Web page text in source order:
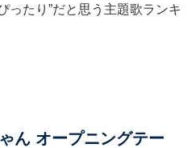
ったり”だと思う主題歌ランキ
ん オープニングテー